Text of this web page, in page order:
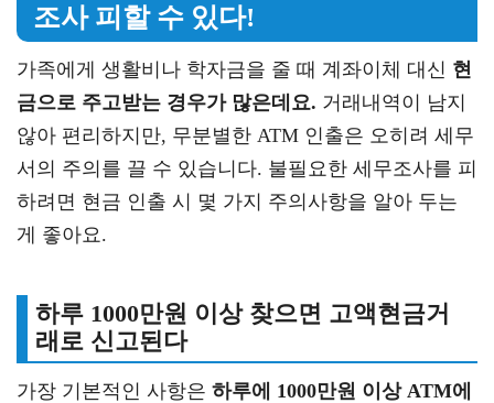
조사 피할 수 있다!
가족에게 생활비나 학자금을 줄 때 계좌이체 대신 현
금으로 주고받는 경우가 많은데요. 거래내역이 남지
않아 편리하지만, 무분별한 ATM 인출은 오히려 세무
서의 주의를 끌 수 있습니다. 불필요한 세무조사를 피
하려면 현금 인출 시 몇 가지 주의사항을 알아 두는
게 좋아요.
하루 1000만원 이상 찾으면 고액현금거
래로 신고된다
가장 기본적인 사항은 하루에 1000만원 이상 ATM에